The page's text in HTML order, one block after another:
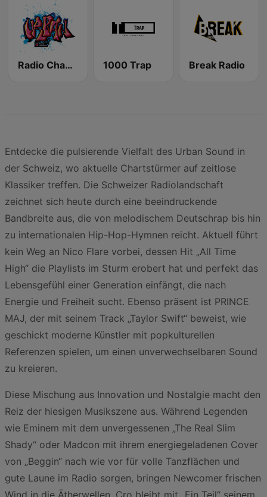
Radio Chablais Urban 1000 Trap Break Radio
Entdecke die pulsierende Vielfalt des Urban Sound in
der Schweiz, wo aktuelle Chartstürmer auf zeitlose
Klassiker treffen. Die Schweizer Radiolandschaft
zeichnet sich heute durch eine beeindruckende
Bandbreite aus, die von melodischem Deutschrap bis hin
zu internationalen Hip-Hop-Hymnen reicht. Aktuell führt
kein Weg an Nico Flare vorbei, dessen Hit „All Time
High“ die Playlists im Sturm erobert hat und perfekt das
Lebensgefühl einer Generation einfängt, die nach
Energie und Freiheit sucht. Ebenso präsent ist PRINCE
MAJ, der mit seinem Track „Taylor Swift“ beweist, wie
geschickt moderne Künstler mit popkulturellen
Referenzen spielen, um einen unverwechselbaren Sound
zu kreieren.
Diese Mischung aus Innovation und Nostalgie macht den
Reiz der hiesigen Musikszene aus. Während Legenden
wie Eminem mit dem unvergessenen „The Real Slim
Shady“ oder Madcon mit ihrem energiegeladenen Cover
von „Beggin“ nach wie vor für volle Tanzflächen und
gute Laune im Radio sorgen, bringen Newcomer frischen